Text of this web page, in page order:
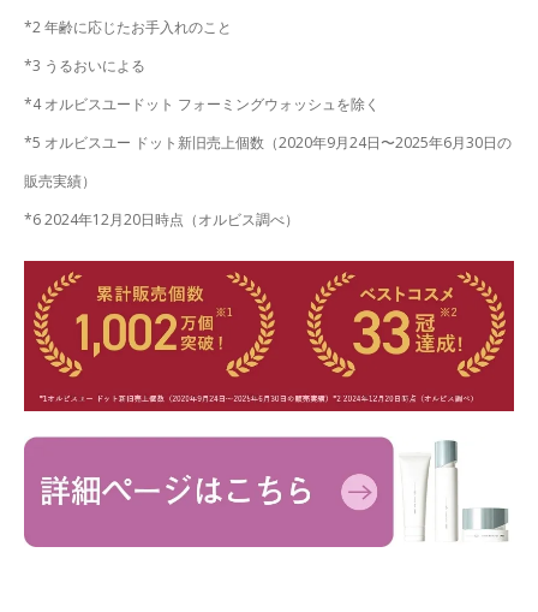
*2 年齢に応じたお手入れのこと
*3 うるおいによる
*4 オルビスユードット フォーミングウォッシュを除く
*5 オルビスユー ドット新旧売上個数（2020年9月24日〜2025年6月30日の
販売実績）
*6 2024年12月20日時点（オルビス調べ）